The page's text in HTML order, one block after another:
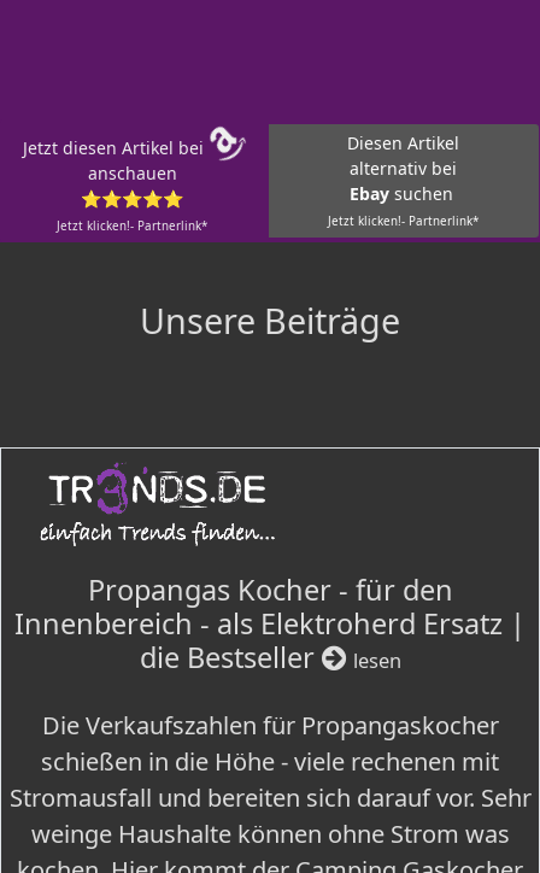
Jetzt diesen Artikel bei
anschauen
⭐⭐⭐⭐⭐
Jetzt klicken!- Partnerlink*
Diesen Artikel
alternativ bei
Ebay suchen
Jetzt klicken!- Partnerlink*
Unsere Beiträge
Propangas Kocher - für den
Innenbereich - als Elektroherd Ersatz |
die Bestseller
lesen
Die Verkaufszahlen für Propangaskocher
schießen in die Höhe - viele rechenen mit
Stromausfall und bereiten sich darauf vor. Sehr
weinge Haushalte können ohne Strom was